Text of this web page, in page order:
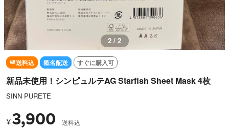
2 / 2
送料込 匿名配送 すぐに購入可
新品未使用！シンピュルテAG Starfish Sheet Mask 4枚
SINN PURETE
¥3,900 送料込